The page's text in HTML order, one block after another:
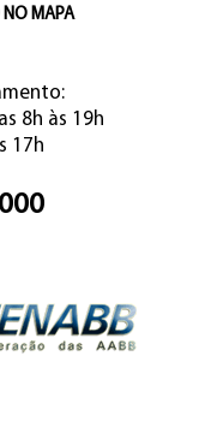
MAPA
8h às 19h
17h